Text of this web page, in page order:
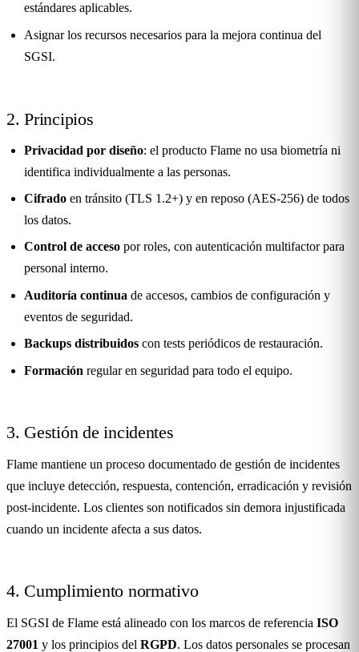
estándares aplicables.
Asignar los recursos necesarios para la mejora continua del
SGSI.
2. Principios
Privacidad por diseño: el producto Flame no usa biometría ni
identifica individualmente a las personas.
Cifrado en tránsito (TLS 1.2+) y en reposo (AES-256) de todos
los datos.
Control de acceso por roles, con autenticación multifactor para
personal interno.
Auditoría continua de accesos, cambios de configuración y
eventos de seguridad.
Backups distribuidos con tests periódicos de restauración.
Formación regular en seguridad para todo el equipo.
3. Gestión de incidentes
Flame mantiene un proceso documentado de gestión de incidentes
que incluye detección, respuesta, contención, erradicación y revisión
post-incidente. Los clientes son notificados sin demora injustificada
cuando un incidente afecta a sus datos.
4. Cumplimiento normativo
El SGSI de Flame está alineado con los marcos de referencia ISO
27001 y los principios del RGPD. Los datos personales se procesan